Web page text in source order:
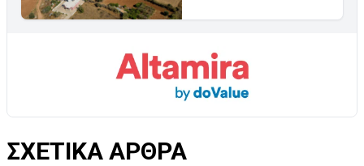
ΣΧΕΤΙΚΑ ΑΡΘΡΑ